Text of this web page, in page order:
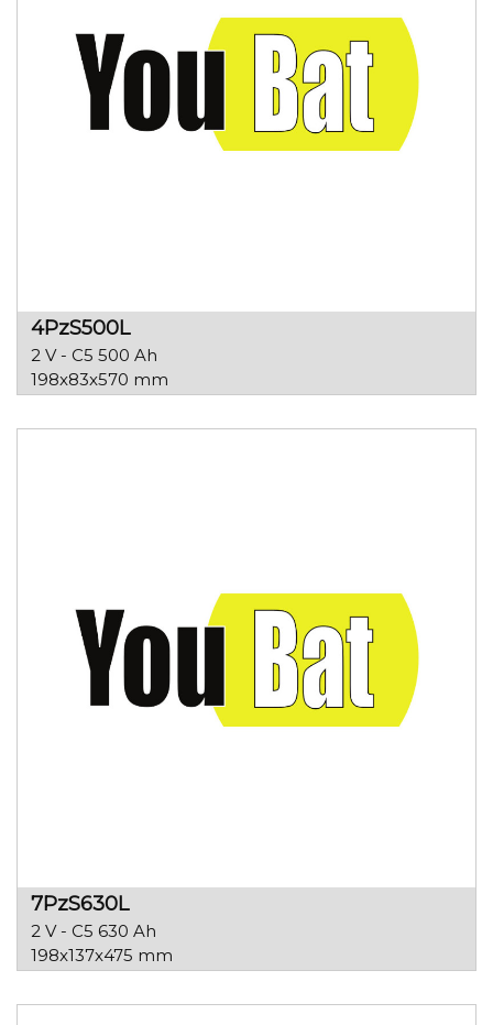
4PzS500L
2 V - C5 500 Ah
198x83x570 mm
7PzS630L
2 V - C5 630 Ah
198x137x475 mm